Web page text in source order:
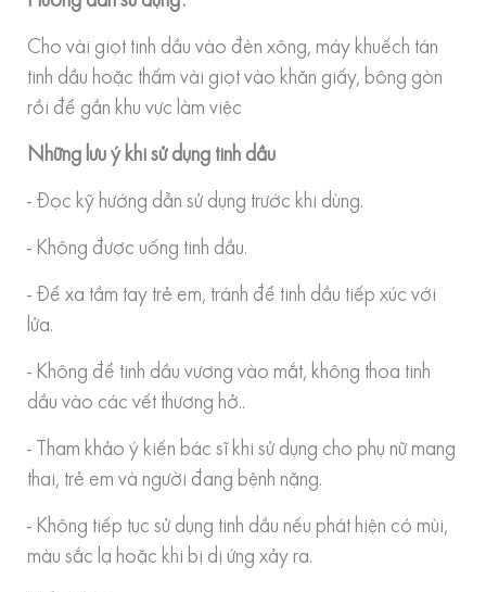
Cho vài giọt tinh dầu vào đèn xông, máy khuếch tán
tinh dầu hoặc thấm vài giọt vào khăn giấy, bông gòn
rồi để gần khu vực làm việc
Những lưu ý khi sử dụng tinh dầu
- Đọc kỹ hướng dẫn sử dụng trước khi dùng.
- Không được uống tinh dầu.
- Để xa tầm tay trẻ em, tránh để tinh dầu tiếp xúc với
lửa.
- Không để tinh dầu vương vào mắt, không thoa tinh
dầu vào các vết thương hở..
- Tham khảo ý kiến bác sĩ khi sử dụng cho phụ nữ mang
thai, trẻ em và người đang bệnh nặng.
- Không tiếp tục sử dụng tinh dầu nếu phát hiện có mùi,
màu sắc lạ hoặc khi bị dị ứng xảy ra.